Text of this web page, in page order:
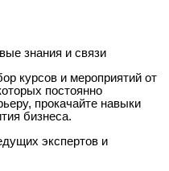
знания и связи
курсов и мероприятий от
постоянно
прокачайте навыки
бизнеса.
экспертов и